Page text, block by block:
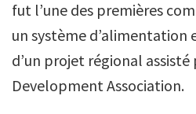
fut l’une des premières
un système d’alimentation
d’un projet régional
Development Association.